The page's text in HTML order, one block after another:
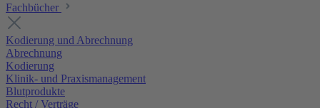
Fachbücher
Kodierung und Abrechnung
Abrechnung
Kodierung
Klinik- und Praxismanagement
Blutprodukte
Recht / Verträge